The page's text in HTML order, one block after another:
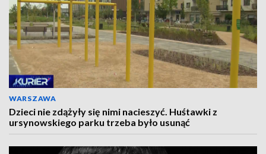
WARSZAWA
Dzieci nie zdążyły się nimi nacieszyć. Huśtawki z
ursynowskiego parku trzeba było usunąć